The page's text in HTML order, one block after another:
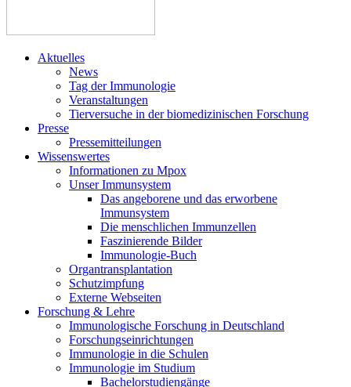
Aktuelles
News
Tag der Immunologie
Veranstaltungen
Tierversuche in der biomedizinischen Forschung
Presse
Pressemitteilungen
Wissenswertes
Informationen zu Mpox
Unser Immunsystem
Das angeborene und das erworbene
Immunsystem
Die menschlichen Immunzellen
Faszinierende Bilder
Immunologie-Buch
Organtransplantation
Schutzimpfung
Externe Webseiten
Forschung & Lehre
Immunologische Forschung in Deutschland
Forschungseinrichtungen
Immunologie in die Schulen
Immunologie im Studium
Bachelorstudiengänge